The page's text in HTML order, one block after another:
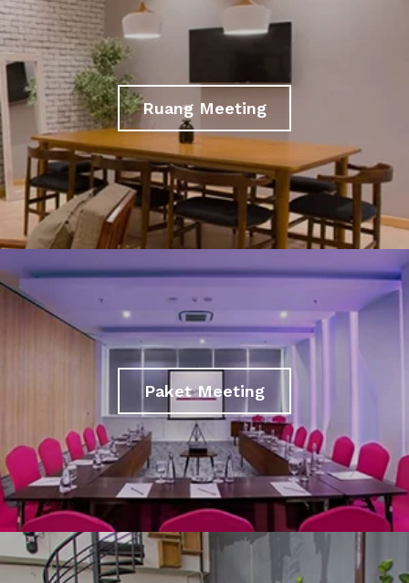
Ruang Meeting
Paket Meeting